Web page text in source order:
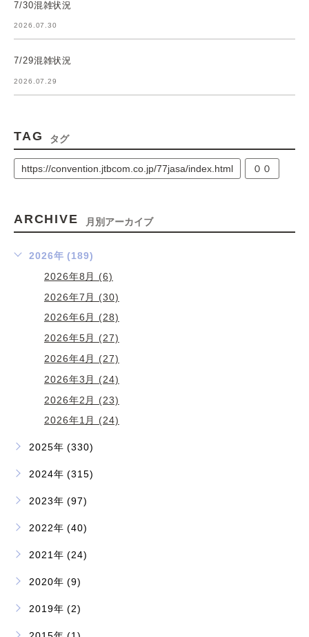
7/30混雑状況
2026.07.30
7/29混雑状況
2026.07.29
TAG タグ
https://convention.jtbcom.co.jp/77jasa/index.html ００
ARCHIVE 月別アーカイブ
2026年 (189)
2026年8月 (6)
2026年7月 (30)
2026年6月 (28)
2026年5月 (27)
2026年4月 (27)
2026年3月 (24)
2026年2月 (23)
2026年1月 (24)
2025年 (330)
2024年 (315)
2023年 (97)
2022年 (40)
2021年 (24)
2020年 (9)
2019年 (2)